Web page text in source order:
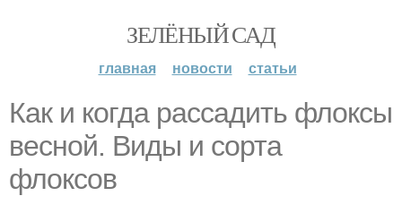
ЗЕЛЁНЫЙ САД
главная новости статьи
Как и когда рассадить флоксы
весной. Виды и сорта
флоксов